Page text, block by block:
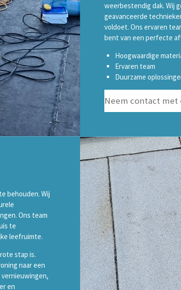
weerbestendig dak. Wij
geavanceerde
voldoet. Ons ervaren
bent van een perfecte
Hoogwaardige
Ervaren team
Duurzame
Neem contact met
behouden. Wij
Ons team
te
leefruimte.
stap is.
naar een
en